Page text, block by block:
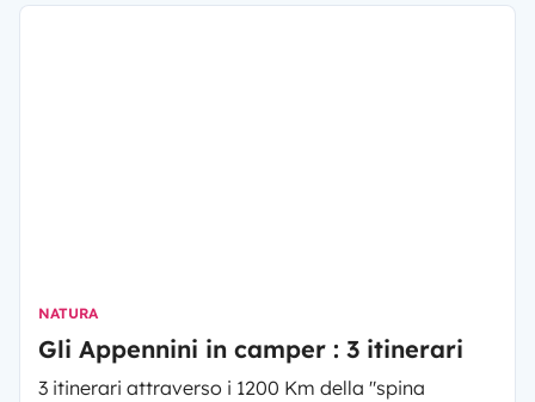
NATURA
Gli Appennini in camper : 3 itinerari
3 itinerari attraverso i 1200 Km della "spina